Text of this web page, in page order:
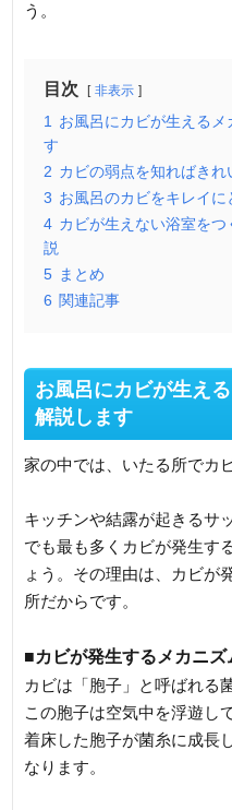
う。
目次 非表示
1 お風呂にカビが生える
す
2 カビの弱点を知ればき
3 お風呂のカビをキレイ
4 カビが生えない浴室を
説
5 まとめ
6 関連記事
お風呂にカビが生え
解説します
家の中では、いたる所でカ
キッチンや結露が起きるサ
でも最も多くカビが発生す
ょう。その理由は、カビが
所だからです。
■カビが発生するメカニズ
カビは「胞子」と呼ばれる
この胞子は空気中を浮遊し
着床した胞子が菌糸に成長
なります。